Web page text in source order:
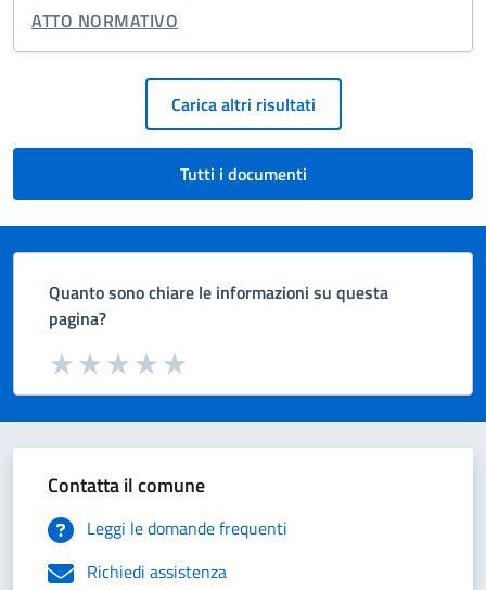
TIPO DI DOCUMENTO:
ATTO NORMATIVO
Paginazione Carica altri risultati
Tutti i documenti
Quanto sono chiare le informazioni su questa
pagina?
Valuta da 1 a 5 stelle la pagina
Valuta 5 stelle su 5
Valuta 4 stelle su 5
Valuta 3 stelle su 5
Valuta 2 stelle su 5
Valuta 1 stelle su 5
Contatta il comune
Leggi le domande frequenti
Richiedi assistenza